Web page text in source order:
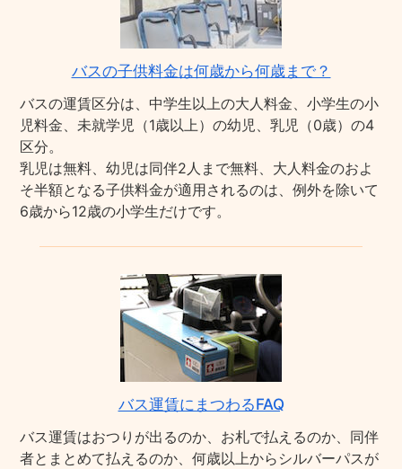
バスの子供料金は何歳から何歳まで？
バスの運賃区分は、中学生以上の大人料金、小学生の小
児料金、未就学児（1歳以上）の幼児、乳児（0歳）の4
区分。
乳児は無料、幼児は同伴2人まで無料、大人料金のおよ
そ半額となる子供料金が適用されるのは、例外を除いて
6歳から12歳の小学生だけです。
バス運賃にまつわるFAQ
バス運賃はおつりが出るのか、お札で払えるのか、同伴
者とまとめて払えるのか、何歳以上からシルバーパスが